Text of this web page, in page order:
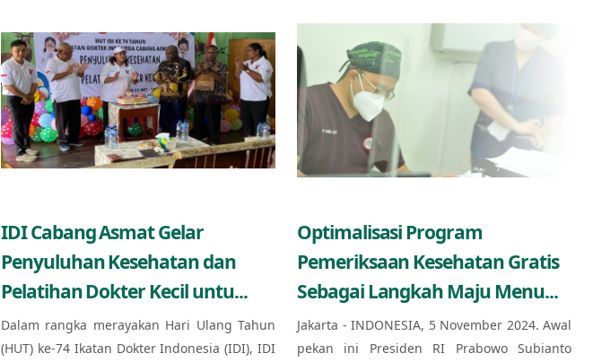
IDI Cabang Asmat Gelar
Penyuluhan Kesehatan dan
Pelatihan Dokter Kecil untu...
Dalam rangka merayakan Hari Ulang Tahun
(HUT) ke-74 Ikatan Dokter Indonesia (IDI), IDI
Optimalisasi Program
Pemeriksaan Kesehatan Gratis
Sebagai Langkah Maju Menu...
Jakarta - INDONESIA, 5 November 2024. Awal
pekan ini Presiden RI Prabowo Subianto